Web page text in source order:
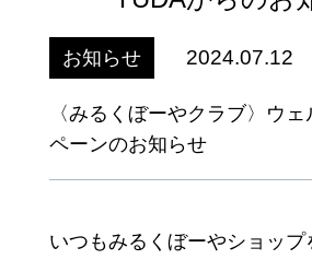
お知らせ 2024.07.12
〈みるくぼーやクラブ〉ウ
ペーンのお知らせ
いつもみるくぼーやショップ